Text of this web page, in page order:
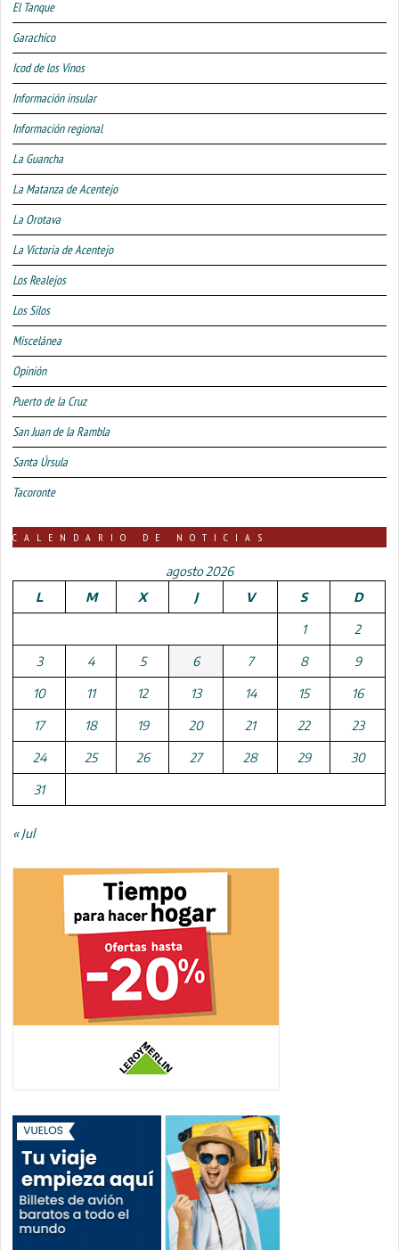
El Tanque
Garachico
Icod de los Vinos
Información insular
Información regional
La Guancha
La Matanza de Acentejo
La Orotava
La Victoria de Acentejo
Los Realejos
Los Silos
Miscelánea
Opinión
Puerto de la Cruz
San Juan de la Rambla
Santa Úrsula
Tacoronte
CALENDARIO DE NOTICIAS
agosto 2026
L
M X J V S D
1 2
3 4 5 6 7 8 9
10 11 12 13 14 15 16
17 18 19 20 21 22 23
24 25 26 27 28 29 30
31
« Jul